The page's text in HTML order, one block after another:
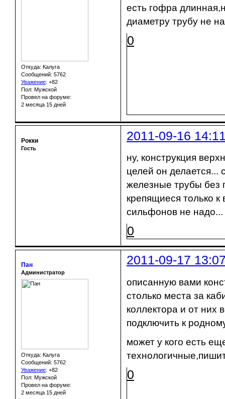
Откуда: Калуга
Сообщений: 5762
Уважение: +82
Пол: Мужской
Провел на форуме:
2 месяца 15 дней
есть гофра
диаметру трубу не
0
2011-09-16
Рокки
Гость
ну, конструкция
целей он делается...
железные трубы без
крепящиеся только
сильфонов не надо...
0
2011-09-17
Пан
Администратор
Откуда: Калуга
Сообщений: 5762
Уважение: +82
Пол: Мужской
Провел на форуме:
2 месяца 15 дней
описанную вами
столько места за
коллектора и от них
подключить к
может у кого есть
0